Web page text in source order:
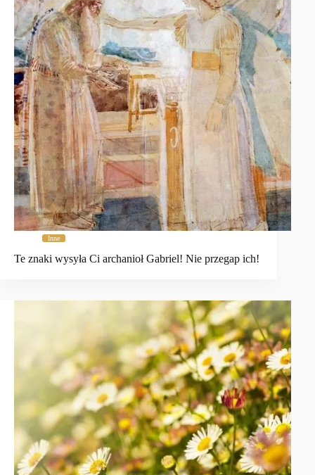
Inne
Te znaki wysyła Ci archanioł Gabriel! Nie przegap ich!